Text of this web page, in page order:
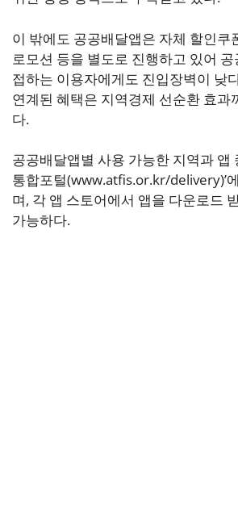
이 밖에도 공공배달앱은 자체 할인쿠
로모션 등을 별도로 진행하고 있어
접하는 이용자에게도 진입장벽이 낮
연계된 혜택은 지역경제 선순환 효과
다.
공공배달앱별 사용 가능한 지역과 앱
통합포털(www.atfis.or.kr/delivery)’
며, 각 앱 스토어에서 앱을 다운로드
가능하다.